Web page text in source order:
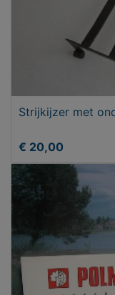
Strijkijzer met
€ 20,00